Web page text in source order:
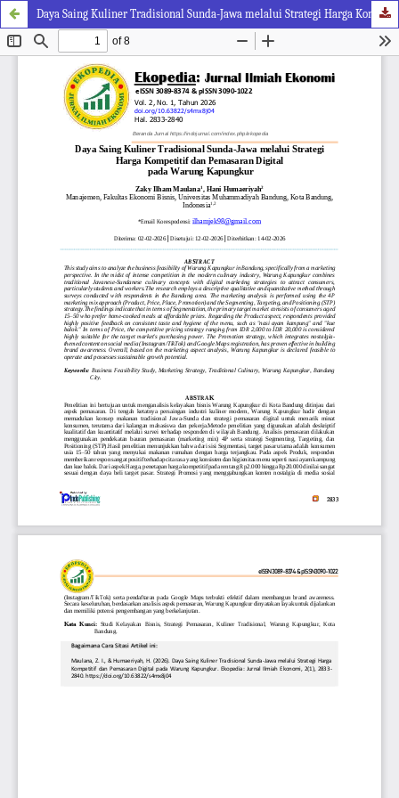
Daya Saing Kuliner Tradisional Sunda-Jawa melalui Strategi Harga Kompetitif dan Pemasaran Digital pada Warung Kapungkur